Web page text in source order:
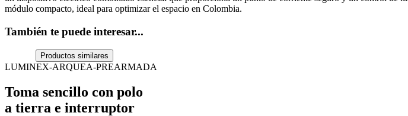
módulo compacto, ideal para optimizar el espacio en Colombia.
También te puede interesar...
Productos similares
LUMINEX-ARQUEA-PREARMADA
Toma sencillo con polo
a tierra e interruptor